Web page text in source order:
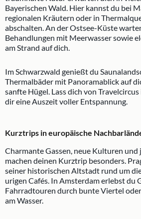
Bayerischen Wald. Hier kannst du bei
regionalen Kräutern oder in
abschalten. An der Ostsee-Küste
Behandlungen mit Meerwasser sowie
am Strand auf dich.
Im Schwarzwald genießt du
Thermalbäder mit Panoramablick auf
sanfte Hügel. Lass dich von
dir eine Auszeit voller Entspannung.
Kurztrips in europäische
Charmante Gassen, neue Kulturen und
machen deinen Kurztrip besonders.
seiner historischen Altstadt rund um
urigen Cafés. In Amsterdam erlebst du
Fahrradtouren durch bunte Viertel
am Wasser.